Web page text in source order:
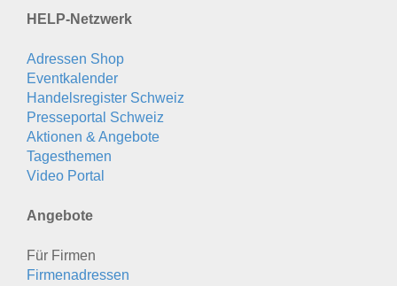
HELP-Netzwerk
Adressen Shop
Eventkalender
Handelsregister Schweiz
Presseportal Schweiz
Aktionen & Angebote
Tagesthemen
Video Portal
Angebote
Für Firmen
Firmenadressen